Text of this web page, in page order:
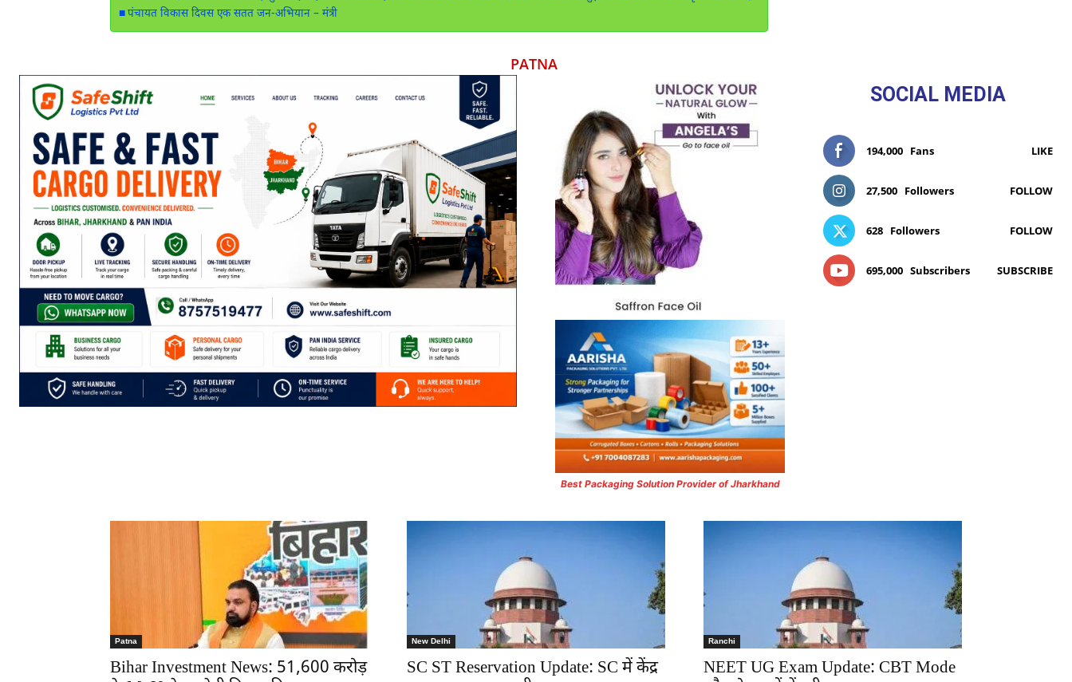
पंचायत विकास दिवस एक सतत जन-अभियान – मंत्री
PATNA
Best Packaging Solution Provider of Jharkhand
SOCIAL MEDIA
194,000 Fans LIKE
27,500 Followers FOLLOW
628 Followers FOLLOW
695,000 Subscribers SUBSCRIBE
Patna
Bihar Investment News: 51,600 करोड़
New Delhi
SC ST Reservation Update: SC में केंद्र
Ranchi
NEET UG Exam Update: CBT Mode